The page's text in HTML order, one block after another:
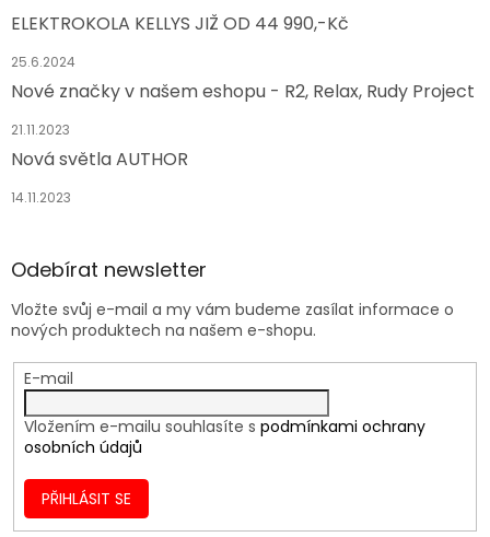
ELEKTROKOLA KELLYS JIŽ OD 44 990,-Kč
25.6.2024
Nové značky v našem eshopu - R2, Relax, Rudy Project
21.11.2023
Nová světla AUTHOR
14.11.2023
Odebírat newsletter
Vložte svůj e-mail a my vám budeme zasílat informace o
nových produktech na našem e-shopu.
E-mail
Vložením e-mailu souhlasíte s podmínkami ochrany
osobních údajů
PŘIHLÁSIT SE